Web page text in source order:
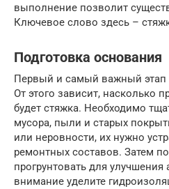
выполнение позволит
Ключевое слово здесь –
Подготовка основания
Первый и самый важный этап
От этого зависит, насколько
будет стяжка. Необходимо
мусора, пыли и старых
или неровности, их нужно
ремонтных составов. Затем
прогрунтовать для улучшения
внимание уделите